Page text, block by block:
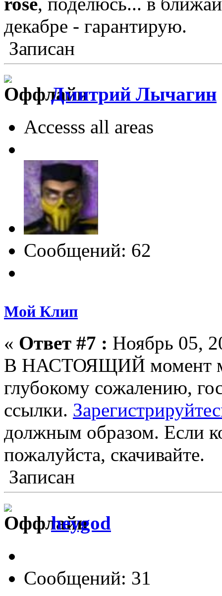
декабре - гарантирую.
Записан
Дмитрий Лычагин
Accesss all areas
Сообщений: 62
Мой Клип
« Ответ #7 : Ноябрь 05,
В НАСТОЯЩИЙ момент
глубокому сожалению,
ссылки.
должным образом. Если
пожалуйста, скачивайте.
Записан
heygod
Сообщений: 31